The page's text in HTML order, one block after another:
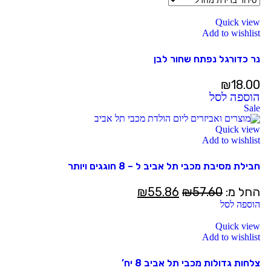
Quick view
Add to wishlist
נר כדורגל נפתח שחור לבן
₪18.00
הוספה לסל
Sale
Quick view
Add to wishlist
חבילת מסיבת מכבי תל אביב ל – 8 חוגגים ויותר
החל מ: ₪57.60
₪55.86
הוספה לסל
Quick view
Add to wishlist
צלחות גדולות מכבי תל אביב 8 יח’